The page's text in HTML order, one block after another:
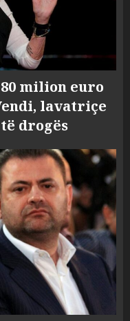
milion euro
lavatriçe
drogës